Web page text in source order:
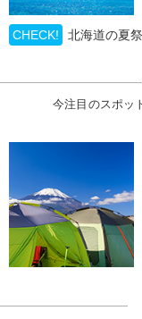
CHECK! 北海道の夏
今注目のスポッ